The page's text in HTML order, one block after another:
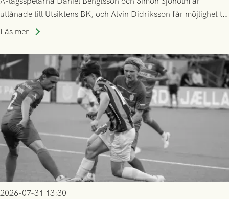
utlånade till Utsiktens BK, och Alvin Didriksson får möjlighet till
speltid i Hestrafors genom föreningssamarbete.
Läs mer
2026-07-31 13:30